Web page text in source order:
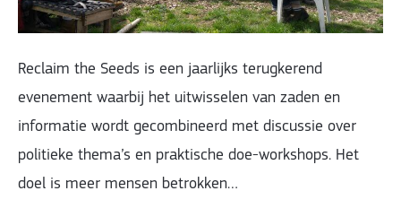
Reclaim the Seeds is een jaarlijks terugkerend
evenement waarbij het uitwisselen van zaden en
informatie wordt gecombineerd met discussie over
politieke thema’s en praktische doe-workshops. Het
doel is meer mensen betrokken…